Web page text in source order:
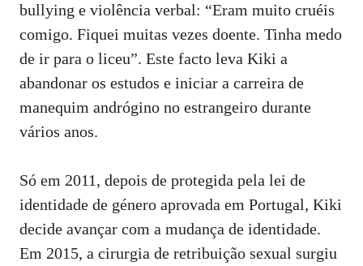
bullying e violência verbal: “Eram muito cruéis
comigo. Fiquei muitas vezes doente. Tinha medo
de ir para o liceu”. Este facto leva Kiki a
abandonar os estudos e iniciar a carreira de
manequim andrógino no estrangeiro durante
vários anos.
Só em 2011, depois de protegida pela lei de
identidade de género aprovada em Portugal, Kiki
decide avançar com a mudança de identidade.
Em 2015, a cirurgia de retribuição sexual surgiu